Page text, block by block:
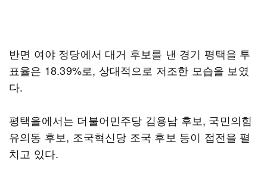
반면 여야 정당에서 대거 후보를 낸 경기 평택을 투
표율은 18.39%로, 상대적으로 저조한 모습을 보였
다.
평택을에서는 더불어민주당 김용남 후보, 국민의힘
유의동 후보, 조국혁신당 조국 후보 등이 접전을 펼
치고 있다.